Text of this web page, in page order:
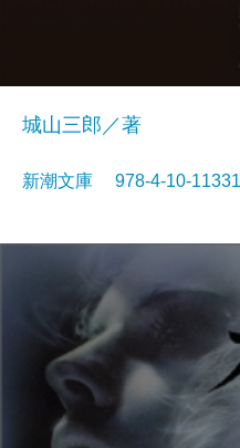
城山三郎／著
新潮文庫 978-4-10-